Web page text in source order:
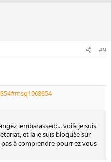
#9
:embarassed:... voilà je suis
et la je suis bloquée sur
à comprendre pourriez vous